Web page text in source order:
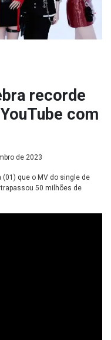
recorde
com
de 2023
que o MV do single de
50 milhões de